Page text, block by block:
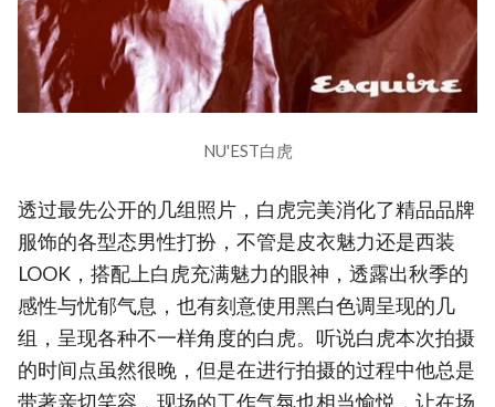
NU'EST白虎
透过最先公开的几组照片，白虎完美消化了精品品牌
服饰的各型态男性打扮，不管是皮衣魅力还是西装
LOOK，搭配上白虎充满魅力的眼神，透露出秋季的
感性与忧郁气息，也有刻意使用黑白色调呈现的几
组，呈现各种不一样角度的白虎。听说白虎本次拍摄
的时间点虽然很晚，但是在进行拍摄的过程中他总是